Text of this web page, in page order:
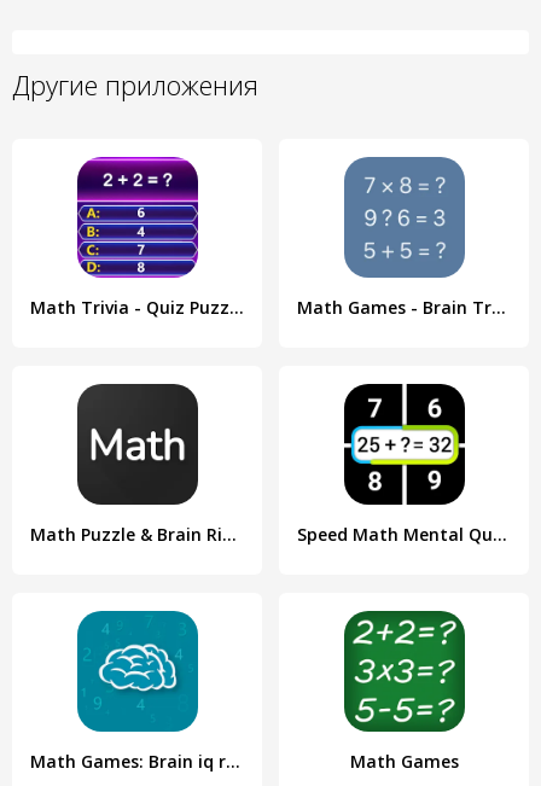
Другие приложения
Math Trivia - Quiz Puzzle Game Math Games - Brain Training
Math Puzzle & Brain Riddles Speed Math Mental Quick Games
Math Games: Brain iq riddles Math Games